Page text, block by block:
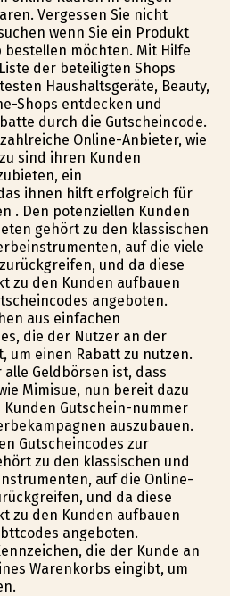
Vergessen Sie nicht
wenn Sie ein Produkt
bestellen möchten. Mit Hilfe
der beteiligten Shops
Haushaltsgeräte, Beauty,
Shops entdecken und
durch die Gutscheincode.
Online-Anbieter, wie
sind ihren Kunden
ein
ihnen hilft erfolgreich für
. Den potenziellen Kunden
gehört zu den klassischen
auf die viele
und da diese
zu den Kunden aufbauen
angeboten.
aus einfachen
die der Nutzer an der
um einen Rabatt zu nutzen.
Geldbörsen ist, dass
Mimisue, nun bereit dazu
Gutschein-nummer
auszubauen.
Gutscheincodes zur
zu den klassischen und
auf die Online-
und da diese
zu den Kunden aufbauen
angeboten.
die der Kunde an
Warenkorbs eingibt, um